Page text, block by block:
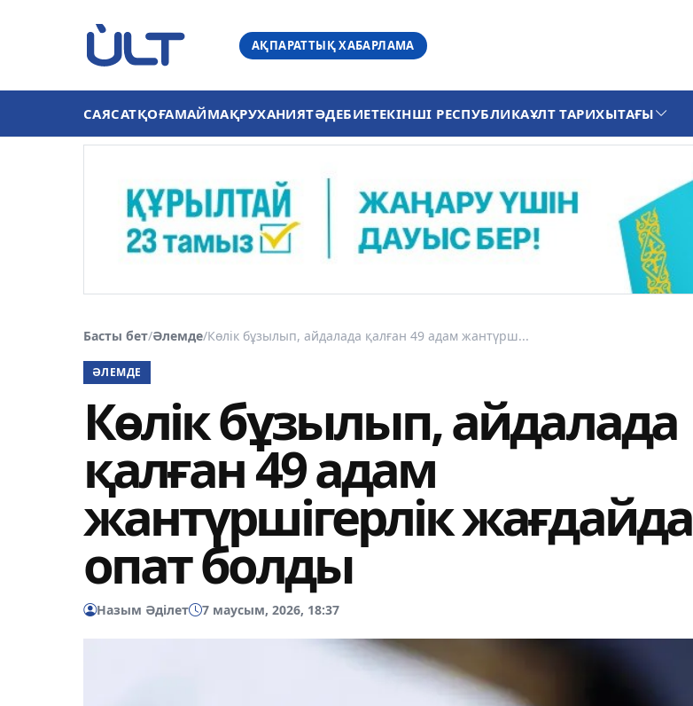
АҚПАРАТТЫҚ ХАБАРЛАМА
САЯСАТҚОҒАМАЙМАҚРУХАНИЯТӘДЕБИЕТЕКІНШІ РЕСПУБЛИКАҰЛТ ТАРИХЫТАҒЫ
Басты бет/Әлемде/Көлік бұзылып, айдалада қалған 49 адам жантүрш...
ӘЛЕМДЕ
Көлік бұзылып, айдалада
қалған 49 адам
жантүршігерлік жағдайда
опат болды
Назым Әділет 7 маусым, 2026, 18:37